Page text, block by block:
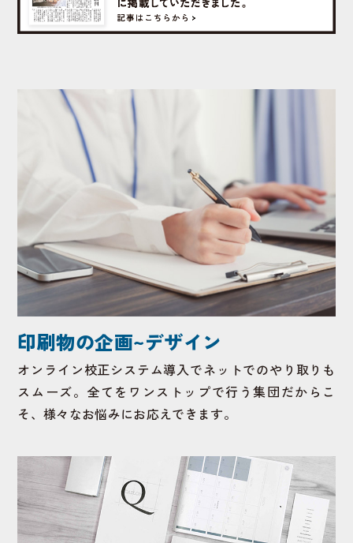
印刷物の企画~デザイン
オンライン校正システム導入でネットでのやり取りも
スムーズ。全てをワンストップで行う集団だからこ
そ、様々なお悩みにお応えできます。